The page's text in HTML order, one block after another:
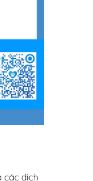
các dịch